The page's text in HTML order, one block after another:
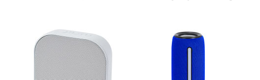
oplaadstation